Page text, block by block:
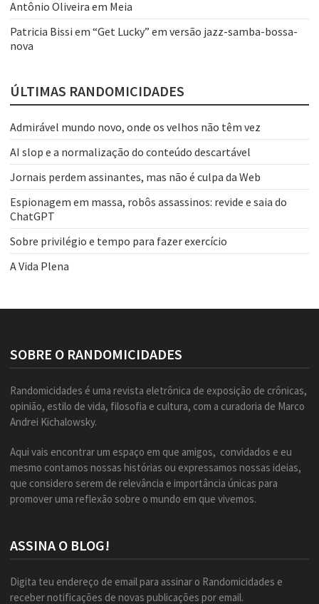
Antônio Oliveira em Meia
Patricia Bissi em “Get Lucky” em versão jazz-samba-bossa-
nova
ÚLTIMAS RANDOMICIDADES
Admirável mundo novo, onde os velhos não têm vez
AI slop e a normalização do conteúdo descartável
Jornais perdem assinantes, mas não é culpa da Web
Espionagem em massa, robôs assassinos: revide e saia do
ChatGPT
Sobre privilégio e tempo para fazer exercício
A Vida Plena
SOBRE O RANDOMICIDADES
Randomicidades é uma revista eletrônica de exposição de crônicas,
opinião, estilo de vida, filosofia e cultura, com a curadoria de Marco
Andrei Kichalowsky.
Aqui vais encontrar um espaço em que amigos, convidados e eu
mesmo contamos nossas histórias ou expressamos nossas ideias,
que considero serem de relevância e importância únicas para
promover uma reflexão sobre o mundo em que vivemos.
ASSINA O BLOG!
Digita teu endereço de email para assinar o Randomicidades e
receber notificações de novas publicações por email.